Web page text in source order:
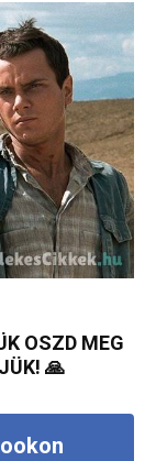
OSZD MEG
🙏